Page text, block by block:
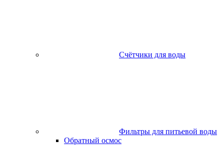
Счётчики для воды
Фильтры для питьевой воды
Обратный осмос